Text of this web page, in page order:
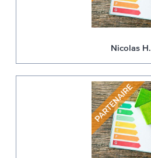
Nicolas H.